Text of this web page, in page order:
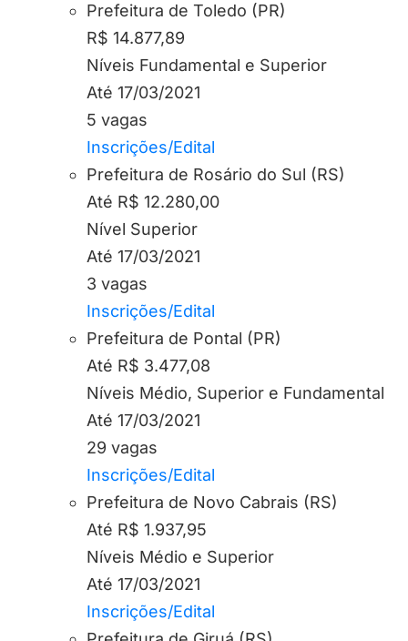
Prefeitura de Toledo (PR)
R$ 14.877,89
Níveis Fundamental e Superior
Até 17/03/2021
5 vagas
Inscrições/Edital
Prefeitura de Rosário do Sul (RS)
Até R$ 12.280,00
Nível Superior
Até 17/03/2021
3 vagas
Inscrições/Edital
Prefeitura de Pontal (PR)
Até R$ 3.477,08
Níveis Médio, Superior e Fundamental
Até 17/03/2021
29 vagas
Inscrições/Edital
Prefeitura de Novo Cabrais (RS)
Até R$ 1.937,95
Níveis Médio e Superior
Até 17/03/2021
Inscrições/Edital